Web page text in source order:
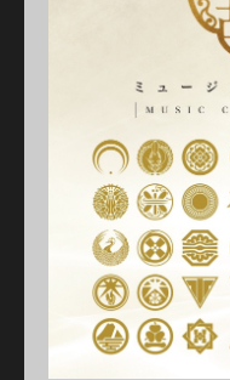
加
髭切
江 おん すてい